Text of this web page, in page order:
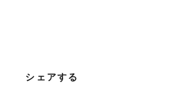
シェアする